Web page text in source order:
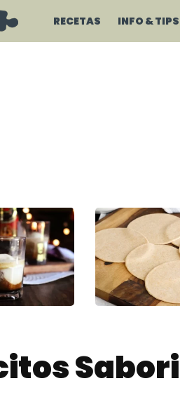
RECETAS INFO & TIPS